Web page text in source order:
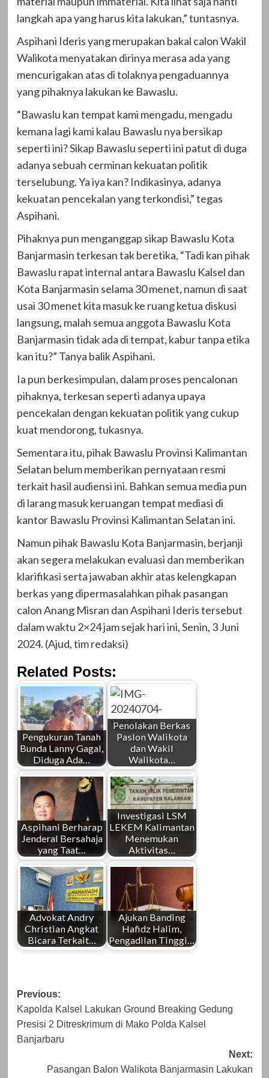
langkah apa yang harus kita lakukan,” tuntasnya.
Aspihani Ideris yang merupakan bakal calon Wakil
Walikota menyatakan dirinya merasa ada yang
mencurigakan atas di tolaknya pengaduannya
yang pihaknya lakukan ke Bawaslu.
“Bawaslu kan tempat kami mengadu, mengadu
kemana lagi kami kalau Bawaslu nya bersikap
seperti ini? Sikap Bawaslu seperti ini patut di duga
adanya sebuah cerminan kekuatan politik
terselubung. Ya iya kan? Indikasinya, adanya
kekuatan pencekalan yang terkondisi,” tegas
Aspihani.
Pihaknya pun menganggap sikap Bawaslu Kota
Banjarmasin terkesan tak beretika, “Tadi kan pihak
Bawaslu rapat internal antara Bawaslu Kalsel dan
Kota Banjarmasin selama 30 menet, namun di saat
usai 30 menet kita masuk ke ruang ketua diskusi
langsung, malah semua anggota Bawaslu Kota
Banjarmasin tidak ada di tempat, kabur tanpa etika
kan itu?” Tanya balik Aspihani.
Ia pun berkesimpulan, dalam proses pencalonan
pihaknya, terkesan seperti adanya upaya
pencekalan dengan kekuatan politik yang cukup
kuat mendorong, tukasnya.
Sementara itu, pihak Bawaslu Provinsi Kalimantan
Selatan belum memberikan pernyataan resmi
terkait hasil audiensi ini. Bahkan semua media pun
di larang masuk keruangan tempat mediasi di
kantor Bawaslu Provinsi Kalimantan Selatan ini.
Namun pihak Bawaslu Kota Banjarmasin, berjanji
akan segera melakukan evaluasi dan memberikan
klarifikasi serta jawaban akhir atas kelengkapan
berkas yang dipermasalahkan pihak pasangan
calon Anang Misran dan Aspihani Ideris tersebut
dalam waktu 2×24 jam sejak hari ini, Senin, 3 Juni
2024. (Ajud, tim redaksi)
Related Posts:
Pengukuran Tanah
Bunda Lanny Gagal,
Diduga Ada…
Penolakan Berkas
Paslon Walikota
dan Wakil
Walikota…
Aspihani Berharap
Jenderal Bersahaja
yang Taat…
Investigasi LSM
LEKEM Kalimantan
Menemukan
Aktivitas…
Advokat Andry
Christian Angkat
Bicara Terkait…
Ajukan Banding
Hafidz Halim,
Pengadilan Tinggi…
Post
navigation
Previous:
Kapolda Kalsel Lakukan Ground Breaking Gedung
Presisi 2 Ditreskrimum di Mako Polda Kalsel
Banjarbaru
Next:
Pasangan Balon Walikota Banjarmasin Lakukan